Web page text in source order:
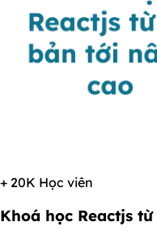
+ 20K Học viên
Khoá học Reactjs